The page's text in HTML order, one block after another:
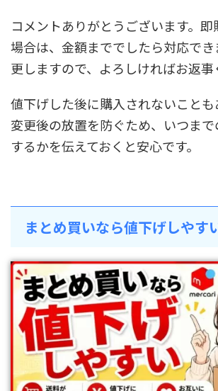
コメントありがとうございます。即
場合は、金額まででしたら対応で
更しますので、よろしければお返事
値下げした後に購入されないこと
変更後の放置を防ぐため、いつま
するかを伝えておくと安心です。
まとめ買いなら値下げしやす